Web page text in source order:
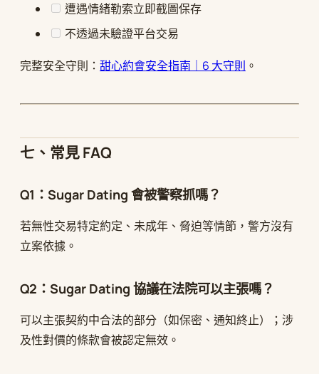
遭遇情緒勒索立即截圖保存
不透過未驗證平台交易
完整安全守則： 甜心約會安全指南｜6 大守則 。
七、常見 FAQ
Q1：Sugar Dating 會被警察抓嗎？
若無性交易特定約定、未成年、脅迫等情節，警方沒有
立案依據。
Q2：Sugar Dating 協議在法院可以主張嗎？
可以主張契約中合法的部分（如保密、通知終止）；涉
及性對價的條款會被認定無效。